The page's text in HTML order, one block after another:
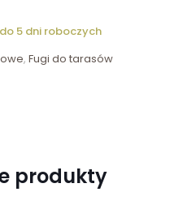
5 dni roboczych
, Fugi do tarasów
produkty